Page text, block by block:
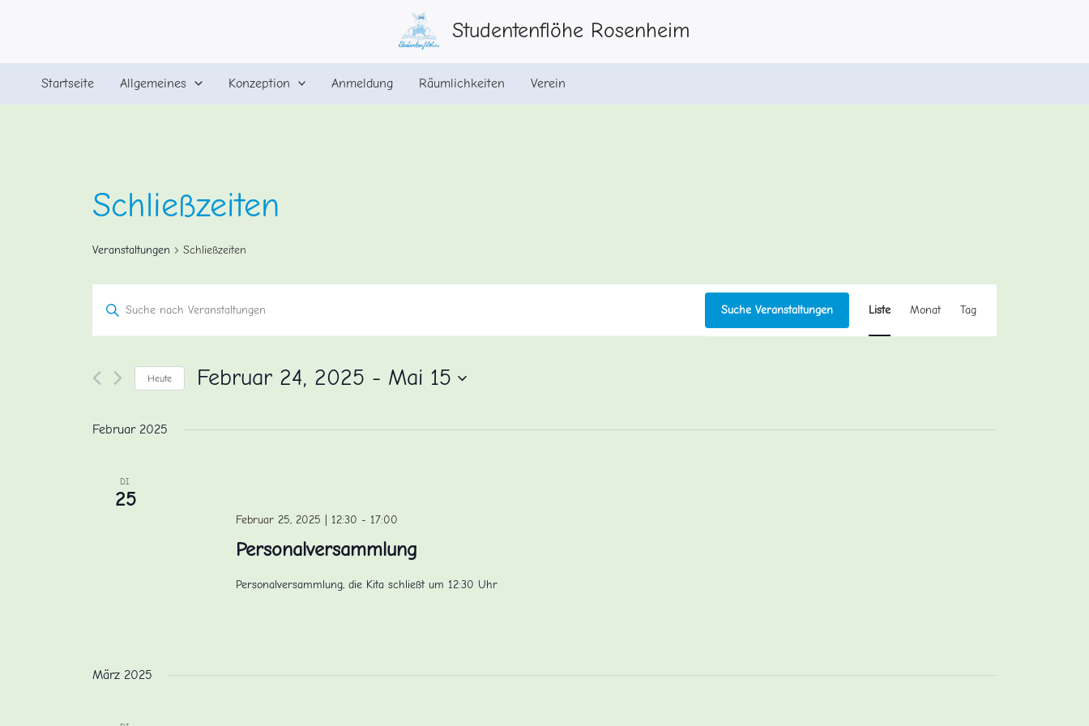
Studentenflöhe Rosenheim
Startseite Allgemeines Konzeption Anmeldung Räumlichkeiten Verein
Schließzeiten
Veranstaltungen Schließzeiten
Veranstaltungen
Suche
und
Ansichten,
Navigation
Bitte
Schlüsselwort
eingeben.
Veranstaltungen
Suche Veranstaltungen
Ansichten-
Liste Monat Tag
Heute Februar 24, 2025 - Mai 15
Februar 2025
DI.
25
Februar 25, 2025 | 12:30 - 17:00
Personalversammlung
Personalversammlung, die Kita schließt um 12:30 Uhr
März 2025